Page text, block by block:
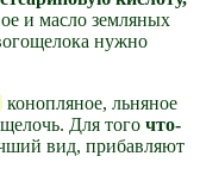
и масло зем­ляных
нужно
конопляное, льняное
Для того что­
вид, прибавляют